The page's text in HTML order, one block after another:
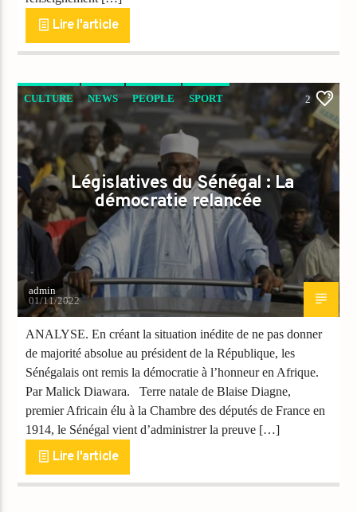
Lire l'article
CULTURE NEWS PEOPLE SPORT 2
Législatives du Sénégal : La
démocratie relancée
admin
01/11/2022
ANALYSE. En créant la situation inédite de ne pas donner
de majorité absolue au président de la République, les
Sénégalais ont remis la démocratie à l’honneur en Afrique.
Par Malick Diawara. Terre natale de Blaise Diagne,
premier Africain élu à la Chambre des députés de France en
1914, le Sénégal vient d’administrer la preuve […]
Lire l'article